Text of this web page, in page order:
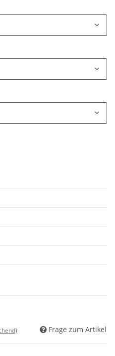
Frage zum Artikel